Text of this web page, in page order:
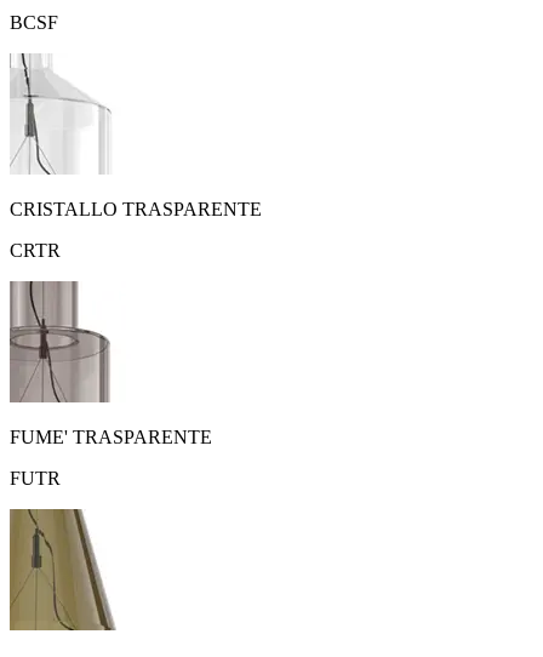
BCSF
CRISTALLO TRASPARENTE
CRTR
FUME' TRASPARENTE
FUTR